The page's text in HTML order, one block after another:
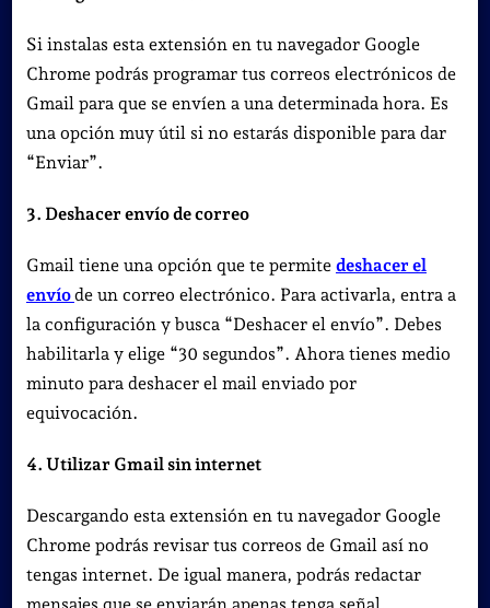
Si instalas esta extensión en tu navegador Google
Chrome podrás programar tus correos electrónicos de
Gmail para que se envíen a una determinada hora. Es
una opción muy útil si no estarás disponible para dar
“Enviar”.
3. Deshacer envío de correo
Gmail tiene una opción que te permite deshacer el
envíode un correo electrónico. Para activarla, entra a
la configuración y busca “Deshacer el envío”. Debes
habilitarla y elige “30 segundos”. Ahora tienes medio
minuto para deshacer el mail enviado por
equivocación.
4. Utilizar Gmail sin internet
Descargando esta extensión en tu navegador Google
Chrome podrás revisar tus correos de Gmail así no
tengas internet. De igual manera, podrás redactar